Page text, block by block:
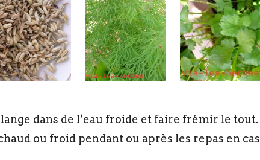
dans de l’eau froide et faire frémir le
ou froid pendant ou après les repas en